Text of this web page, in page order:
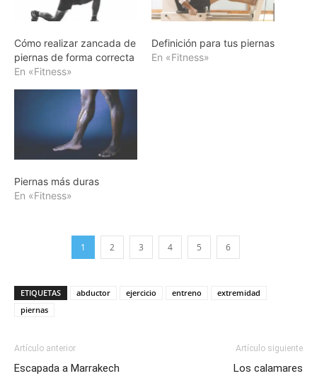
Cómo realizar zancada de
piernas de forma correcta
En «Fitness»
Definición para tus piernas
En «Fitness»
Piernas más duras
En «Fitness»
1 2 3 4 5 6
ETIQUETAS abductor ejercicio entreno
extremidad
piernas
Artículo anterior
Escapada a Marrakech
Artículo siguiente
Los calamares